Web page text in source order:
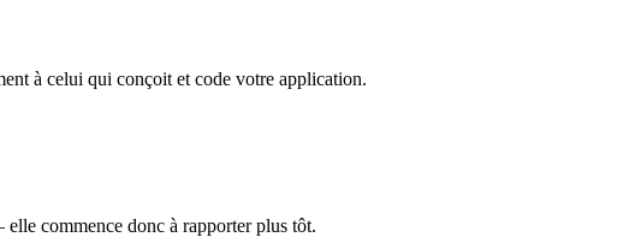
à celui qui conçoit et code votre application.
commence donc à rapporter plus tôt.